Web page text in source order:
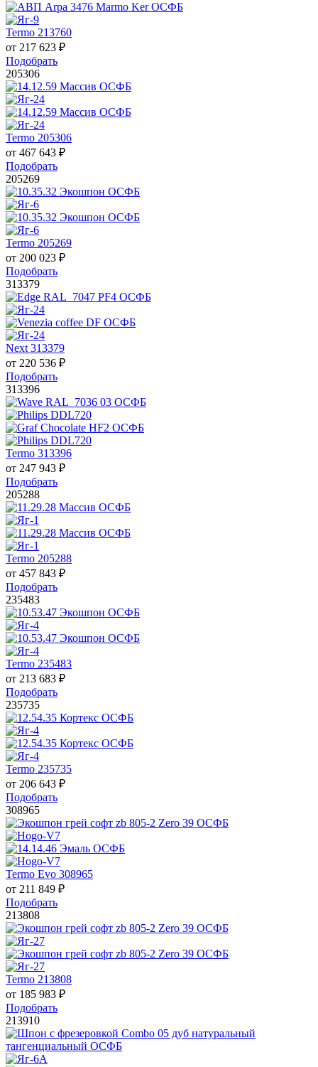
Termo 213760
от 217 623 ₽
Подобрать
205306
Termo 205306
от 467 643 ₽
Подобрать
205269
Termo 205269
от 200 023 ₽
Подобрать
313379
Next 313379
от 220 536 ₽
Подобрать
313396
Termo 313396
от 247 943 ₽
Подобрать
205288
Termo 205288
от 457 843 ₽
Подобрать
235483
Termo 235483
от 213 683 ₽
Подобрать
235735
Termo 235735
от 206 643 ₽
Подобрать
308965
Termo Evo 308965
от 211 849 ₽
Подобрать
213808
Termo 213808
от 185 983 ₽
Подобрать
213910